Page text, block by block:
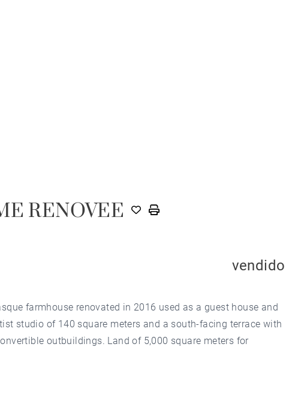
RENOVEE
vendido
farmhouse renovated in 2016 used as a guest house and
studio of 140 square meters and a south-facing terrace with
outbuildings. Land of 5,000 square meters for